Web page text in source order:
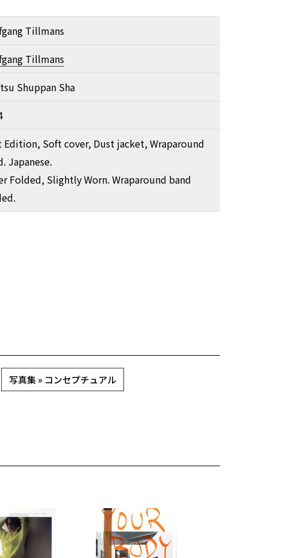
Tillmans
Tillmans
Shuppan Sha
Edition, Soft cover, Dust jacket, Wraparound
Japanese.
Folded, Slightly Worn. Wraparound band
写真集 » コンセプチュアル